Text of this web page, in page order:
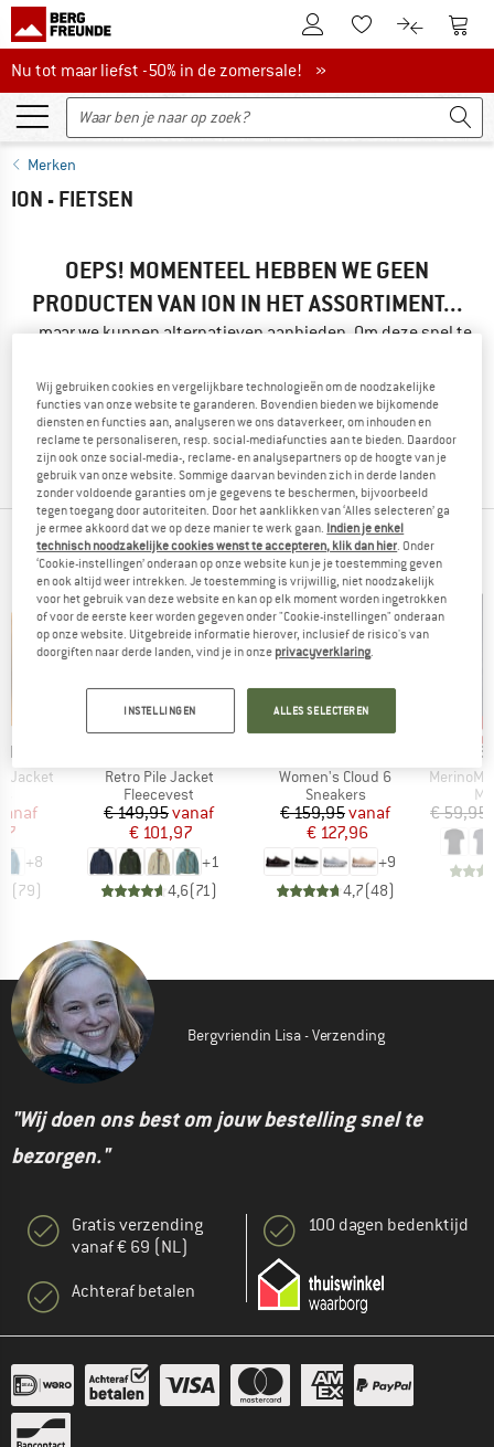
De klantenaccount
Naar deNaar de
Nu tot maar liefst -50% in de zomersale!
Nu tot maar liefst -50% in de zomersale! »
Merken
ION - FIETSEN
OEPS! MOMENTEEL HEBBEN WE GEEN
PRODUCTEN VAN ION IN HET ASSORTIMENT...
... maar we kunnen alternatieven aanbieden. Om deze snel te
gebruiken:
» Ga terug naar de vorige paginaen probeer het met minder
filterwaarden.
SUCCESARTIKELEN IN DE SHOP
Jacket
prijs
+8
(79)
Artikel
Retro Pile Jacket
Productgroep
Fleecevest
Prijs
€ 149,95Verlaagde prijs
vanaf
€ 101,97
+1
4,6(71)
Korting
tot -32%
Artikel
Women's Cloud 6
Productgroep
Sneakers
Prijs
€ 159,95Verlaagde prijs
vanaf
€ 127,96
+9
4,7(48)
Korting
tot -20%
Artikel
MerinoMix150
€ 59,95
Bergvriendin Lisa - Verzending
"Wij doen ons best om jouw bestelling snel te
bezorgen."
Gratis verzending
vanaf € 69 (NL)
Achteraf betalen
100 dagen bedenktijd
Wij gebruiken cookies en vergelijkbare technologieën om de noodzakelijke
functies van onze website te garanderen. Bovendien bieden we bijkomende
diensten en functies aan, analyseren we ons dataverkeer, om inhouden en
reclame te personaliseren, resp. social-mediafuncties aan te bieden. Daardoor
zijn ook onze social-media-, reclame- en analysepartners op de hoogte van je
gebruik van onze website. Sommige daarvan bevinden zich in derde landen
zonder voldoende garanties om je gegevens te beschermen, bijvoorbeeld
tegen toegang door autoriteiten. Door het aanklikken van ‘Alles selecteren’ ga
je ermee akkoord dat we op deze manier te werk gaan. Indien je enkel
technisch noodzakelijke cookies wenst te accepteren, klik dan hier . Onder
‘Cookie-instellingen’ onderaan op onze website kun je je toestemming geven
en ook altijd weer intrekken. Je toestemming is vrijwillig, niet noodzakelijk
voor het gebruik van deze website en kan op elk moment worden ingetrokken
of voor de eerste keer worden gegeven onder "Cookie-instellingen" onderaan
op onze website. Uitgebreide informatie hierover, inclusief de risico's van
doorgiften naar derde landen, vind je in onze privacyverklaring
INSTELLINGEN ALLES SELECTEREN